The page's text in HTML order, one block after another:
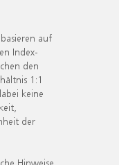
auf
Index-
den
1:1
keine
der